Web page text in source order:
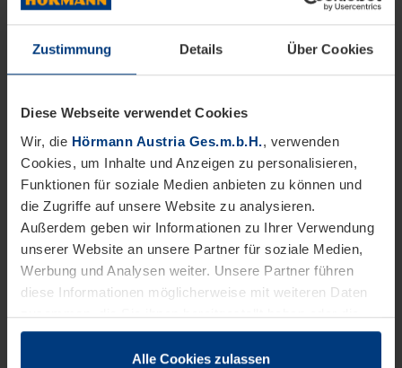
Zustimmung Details Über Cookies
Diese Webseite verwendet Cookies
Wir, die Hörmann Austria Ges.m.b.H., verwenden
Cookies, um Inhalte und Anzeigen zu personalisieren,
Funktionen für soziale Medien anbieten zu können und
die Zugriffe auf unsere Website zu analysieren.
Außerdem geben wir Informationen zu Ihrer Verwendung
unserer Website an unsere Partner für soziale Medien,
Werbung und Analysen weiter. Unsere Partner führen
diese Informationen möglicherweise mit weiteren Daten
zusammen, die Sie ihnen bereitgestellt haben oder die
sie im Rahmen Ihrer Nutzung der Dienste gesammelt
Alle Cookies zulassen